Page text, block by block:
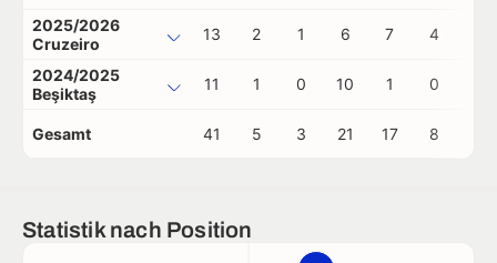
2025/2026
Cruzeiro
13 2 1 6 7 4
2024/2025
Beşiktaş
11 1 0 10 1 0
Gesamt 41 5 3 21 17 8
Statistik nach Position